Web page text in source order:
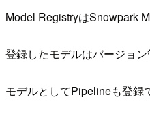
Model RegistryはSnowpark
登録したモデルはバージョ
モデルとしてPipelineも登録